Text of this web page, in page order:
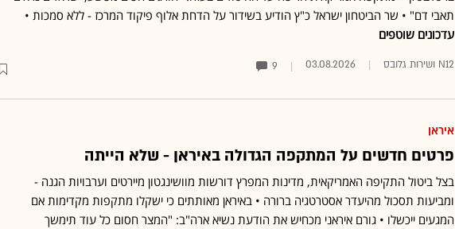
תאבי דם" • שר הביטחון ישראל כ"ץ הודיע בשידור על הדחת אלוף פיקוד המרכז - ללא סמכות •
עדכונים שוטפים
N12 ושירות גלובס 03.08.2026
9
איראן
פרטים חדשים על המתקפה הגדולה באיראן - שלא הייתה
בצל ביטול התקיפה האמריקאית, מדינות המפרץ דורשות מוושינגטון מיירטים וערבויות הגנה -
ומביעות תסכול מהיעדר אסטרטגיה ברורה • באיראן מאותתים כי ישקלו מתקפות מקדימות אם
המגעים ייכשלו • גורם איראני מכחיש את הודעת נשיא ארה"ב: "המצר חסום כל עוד תימשך